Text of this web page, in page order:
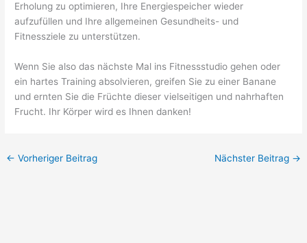
Erholung zu optimieren, Ihre Energiespeicher wieder
aufzufüllen und Ihre allgemeinen Gesundheits- und
Fitnessziele zu unterstützen.
Wenn Sie also das nächste Mal ins Fitnessstudio gehen oder
ein hartes Training absolvieren, greifen Sie zu einer Banane
und ernten Sie die Früchte dieser vielseitigen und nahrhaften
Frucht. Ihr Körper wird es Ihnen danken!
← Vorheriger Beitrag Nächster Beitrag →